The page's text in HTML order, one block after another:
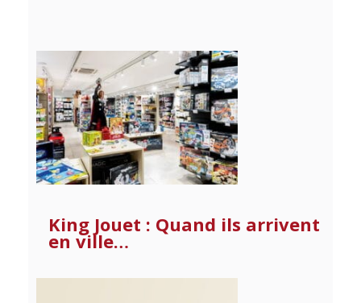
King Jouet : Quand ils arrivent
en ville…